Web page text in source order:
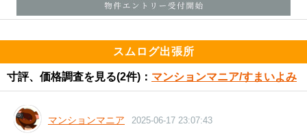
スムログ出張所
寸評、価格調査を見る(2件)： マンションマニア/すまいよみ
マンションマニア 2025-06-17 23:07:43